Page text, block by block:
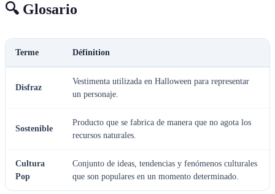
🔍 Glosario
Terme Définition
Disfraz
Vestimenta utilizada en Halloween para representar
un personaje.
Sostenible
Producto que se fabrica de manera que no agota los
recursos naturales.
Cultura
Pop
Conjunto de ideas, tendencias y fenómenos culturales
que son populares en un momento determinado.